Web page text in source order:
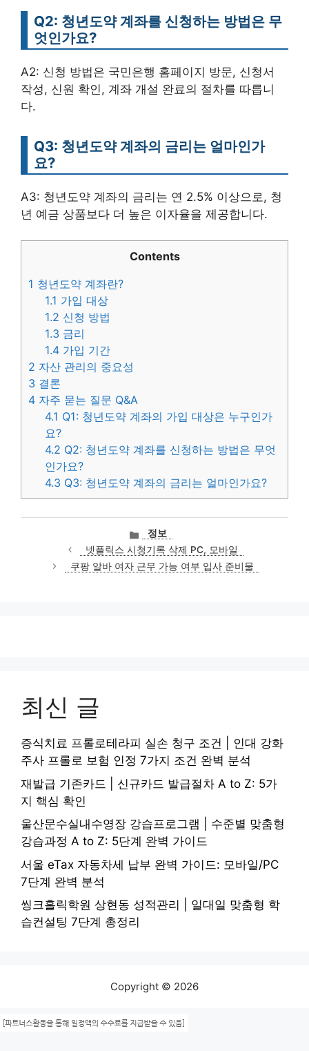
Q2: 청년도약 계좌를 신청하는 방법은 무
엇인가요?
A2: 신청 방법은 국민은행 홈페이지 방문, 신청서
작성, 신원 확인, 계좌 개설 완료의 절차를 따릅니
다.
Q3: 청년도약 계좌의 금리는 얼마인가
요?
A3: 청년도약 계좌의 금리는 연 2.5% 이상으로, 청
년 예금 상품보다 더 높은 이자율을 제공합니다.
Contents
1 청년도약 계좌란?
1.1 가입 대상
1.2 신청 방법
1.3 금리
1.4 가입 기간
2 자산 관리의 중요성
3 결론
4 자주 묻는 질문 Q&A
4.1 Q1: 청년도약 계좌의 가입 대상은 누구인가
요?
4.2 Q2: 청년도약 계좌를 신청하는 방법은 무엇
인가요?
4.3 Q3: 청년도약 계좌의 금리는 얼마인가요?
카
테
고
리
정보
넷플릭스 시청기록 삭제 PC, 모바일
쿠팡 알바 여자 근무 가능 여부 입사 준비물
최신 글
증식치료 프롤로테라피 실손 청구 조건 | 인대 강화
주사 프롤로 보험 인정 7가지 조건 완벽 분석
재발급 기존카드 | 신규카드 발급절차 A to Z: 5가
지 핵심 확인
울산문수실내수영장 강습프로그램 | 수준별 맞춤형
강습과정 A to Z: 5단계 완벽 가이드
서울 eTax 자동차세 납부 완벽 가이드: 모바일/PC
7단계 완벽 분석
씽크홀릭학원 상현동 성적관리 | 일대일 맞춤형 학
습컨설팅 7단계 총정리
Copyright © 2026